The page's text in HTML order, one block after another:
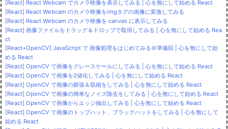
[React] React Webcam でカメラ映像を表示してみる | 心を無にして始める React
[React] React Webcam のカメラ映像をimgタグの画像に変換してみる
[React] React Webcam のカメラ映像を canvas に表示してみる
[React] 画像ファイルをドラッグ＆ドロップで取得してみる | 心を無にして始める Rea
ct
[React+OpenCV] JavaScript で 画像処理をはじめてみる＠準備回 | 心を無にして始
める React
[React] OpenCV で画像をグレースケールにしてみる | 心を無にして始める React
[React] OpenCV で画像を2値化してみる | 心を無にして始める React
[React] OpenCV で画像の膨張＆収縮をしてみる | 心を無にして始める React
[React] OpenCV で画像の簡単なノイズ除去をしてみる | 心を無にして始める React
[React] OpenCV で画像からエッジ抽出してみる | 心を無にして始める React
[React] OpenCV で画像のトップハット、ブラックハットをしてみる | 心を無にして
始める React